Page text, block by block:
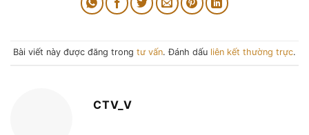
Bài viết này được đăng trong tư vấn. Đánh dấu liên kết thường trực.
CTV_V